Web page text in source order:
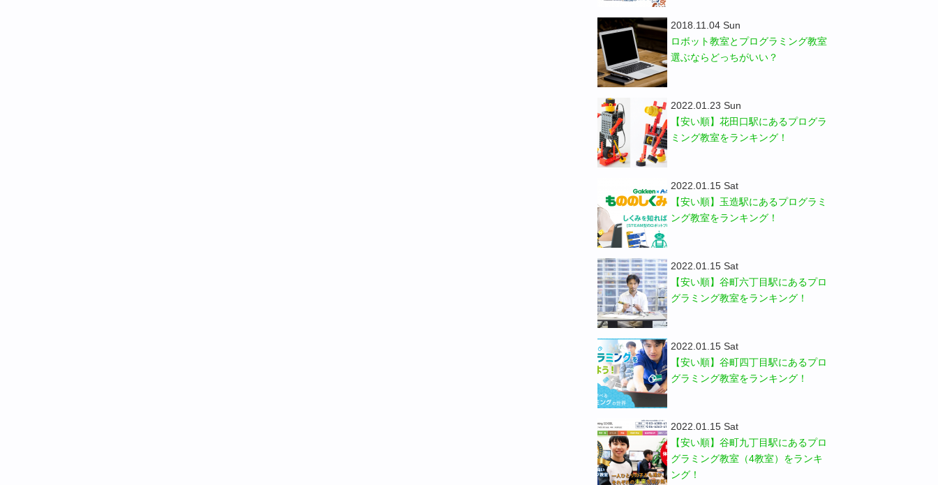
2018.11.04 Sun
ロボット教室とプログラミング教室
選ぶならどっちがいい？
2022.01.23 Sun
【安い順】花田口駅にあるプログラ
ミング教室をランキング！
2022.01.15 Sat
【安い順】玉造駅にあるプログラミ
ング教室をランキング！
2022.01.15 Sat
【安い順】谷町六丁目駅にあるプロ
グラミング教室をランキング！
2022.01.15 Sat
【安い順】谷町四丁目駅にあるプロ
グラミング教室をランキング！
2022.01.15 Sat
【安い順】谷町九丁目駅にあるプロ
グラミング教室（4教室）をランキ
ング！